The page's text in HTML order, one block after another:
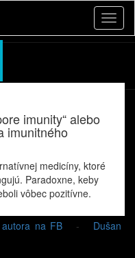
imunity“ alebo
imunitného
medicíny, ktoré
Paradoxne, keby
vôbec pozitívne.
na FB - Dušan